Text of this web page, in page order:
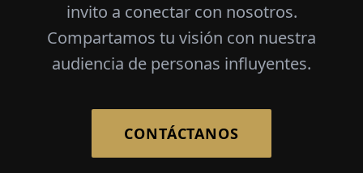
invito a conectar con nosotros.
Compartamos tu visión con nuestra
audiencia de personas influyentes.
CONTÁCTANOS